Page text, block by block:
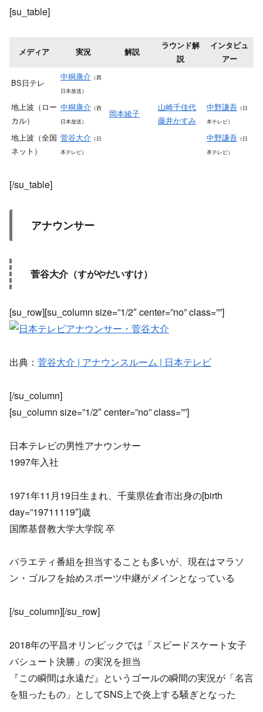
[su_table]
メディア 実況 解説
ラウンド解
説
インタビュ
アー
BS日テレ
中桐康介 （西
日本放送）
岡本綾子
山崎千佳代
藤井かすみ
地上波（ロー
カル）
中桐康介 （西
日本放送）
中野謙吾 （日
本テレビ）
地上波（全国
ネット）
菅谷大介 （日
本テレビ）
中野謙吾 （日
本テレビ）
[/su_table]
アナウンサー
菅谷大介（すがやだいすけ）
[su_row][su_column size=”1/2″ center=”no” class=””]
出典： 菅谷大介 | アナウンスルーム | 日本テレビ
[/su_column]
[su_column size=”1/2″ center=”no” class=””]
日本テレビの男性アナウンサー
1997年入社
1971年11月19日生まれ、千葉県佐倉市出身の[birth
day=”19711119″]歳
国際基督教大学大学院 卒
バラエティ番組を担当することも多いが、現在はマラソ
ン・ゴルフを始めスポーツ中継がメインとなっている
[/su_column][/su_row]
2018年の平昌オリンピックでは「スピードスケート女子
パシュート決勝」の実況を担当
『この瞬間は永遠だ』というゴールの瞬間の実況が「名言
を狙ったもの」としてSNS上で炎上する騒ぎとなった